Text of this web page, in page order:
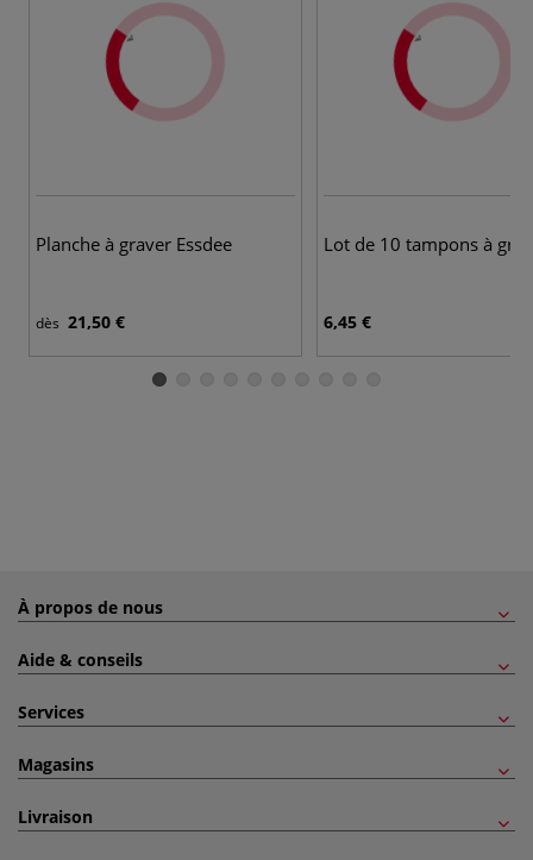
Planche à graver Essdee
dès 21,50 €
Lot de 10 tampons à
6,45 €
À propos de nous
Aide & conseils
Services
Magasins
Livraison